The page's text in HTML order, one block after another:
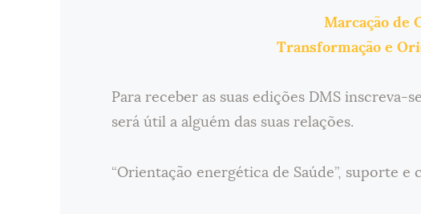
Marcação de
Transformação e
Para receber as suas edições DMS inscreva-
será útil a alguém das suas relações.
“Orientação energética de Saúde”, suporte e